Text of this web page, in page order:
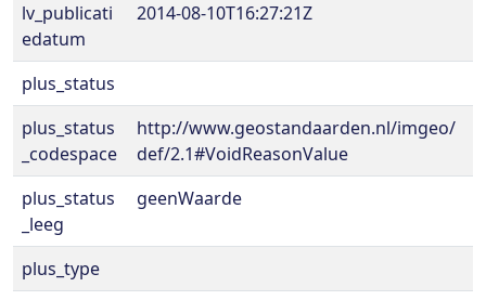
lv_publicati
edatum
2014-08-10T16:27:21Z
plus_status
plus_status
_codespace
http://www.geostandaarden.nl/imgeo/
def/2.1#VoidReasonValue
plus_status
_leeg
geenWaarde
plus_type